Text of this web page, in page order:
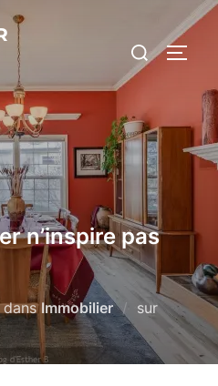
Rechercher :
n’inspire pas
dansImmobilier surPublié